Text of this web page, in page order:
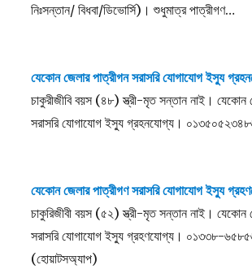
নিঃসন্তান/ বিধবা/ডিভোর্সি)। শুধুমাত্র পাত্রীগণ…
যেকোন জেলার পাত্রীগন সরাসরি যোগাযোগ ইস্যু
চাকুরীজীবি বয়স (৪৮) স্ত্রী-মৃত সন্তান নাই। যেকোন
সরাসরি যোগাযোগ ইস্যু গ্রহনযোগ্য।
যেকোন জেলার পাত্রীগণ সরাসরি যোগাযোগ ইস্যু
চাকুরিজীবী বয়স (৫২) স্ত্রী-মৃত সন্তান নাই। যেকোন
সরাসরি যোগাযোগ ইস্যু গ্রহণযোগ্য। ০১৩৩৮-
(হোয়াটসঅ্যাপ)